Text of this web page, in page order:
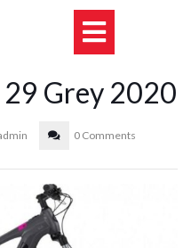
29 Grey 2020
0 Comments